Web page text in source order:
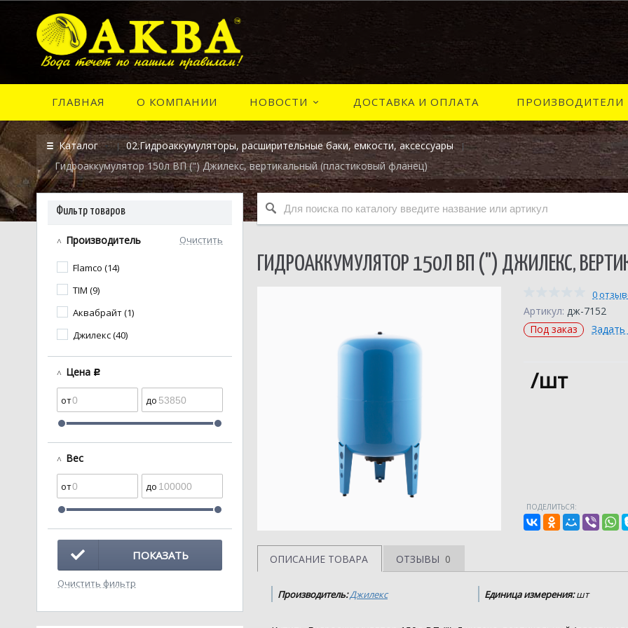
ГЛАВНАЯ О КОМПАНИИ НОВОСТИ ДОСТАВКА И ОПЛАТА ПРОИЗВОДИТЕЛИ
Каталог
02.Гидроаккумуляторы, расширительные баки, емкости, аксессуары
Гидроаккумулятор 150л ВП (") Джилекс, вертикальный (пластиковый фланец)
Фильтр товаров
Производитель Очистить
Flamco (14)
TIM (9)
Аквабрайт (1)
Джилекс (40)
Цена c
Вес
ПОКАЗАТЬ
Очистить фильтр
ГИДРОАККУМУЛЯТОР 150Л ВП (") ДЖИЛЕКС,
0
Артикул: дж-7152
Под заказ
/шт
ПОДЕЛИТЬСЯ:
ОПИСАНИЕ ТОВАРА ОТЗЫВЫ 0
Производитель:Джилекс Единица измерения:шт